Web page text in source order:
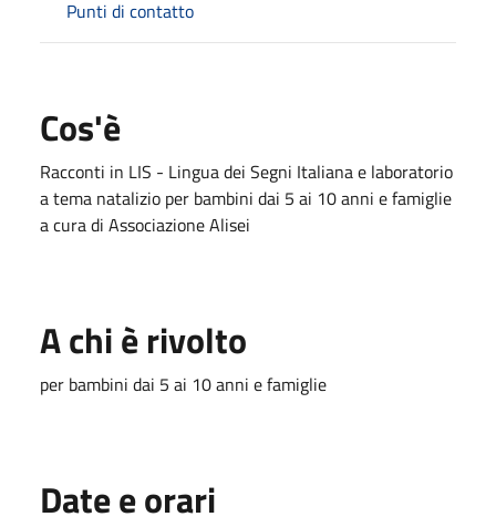
Punti di contatto
Cos'è
Racconti in LIS - Lingua dei Segni Italiana e laboratorio
a tema natalizio per bambini dai 5 ai 10 anni e famiglie
a cura di Associazione Alisei
A chi è rivolto
per bambini dai 5 ai 10 anni e famiglie
Date e orari